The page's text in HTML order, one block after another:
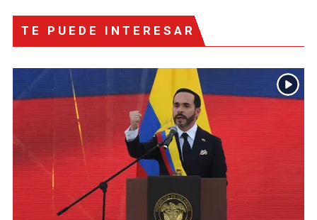
TE PUEDE INTERESAR